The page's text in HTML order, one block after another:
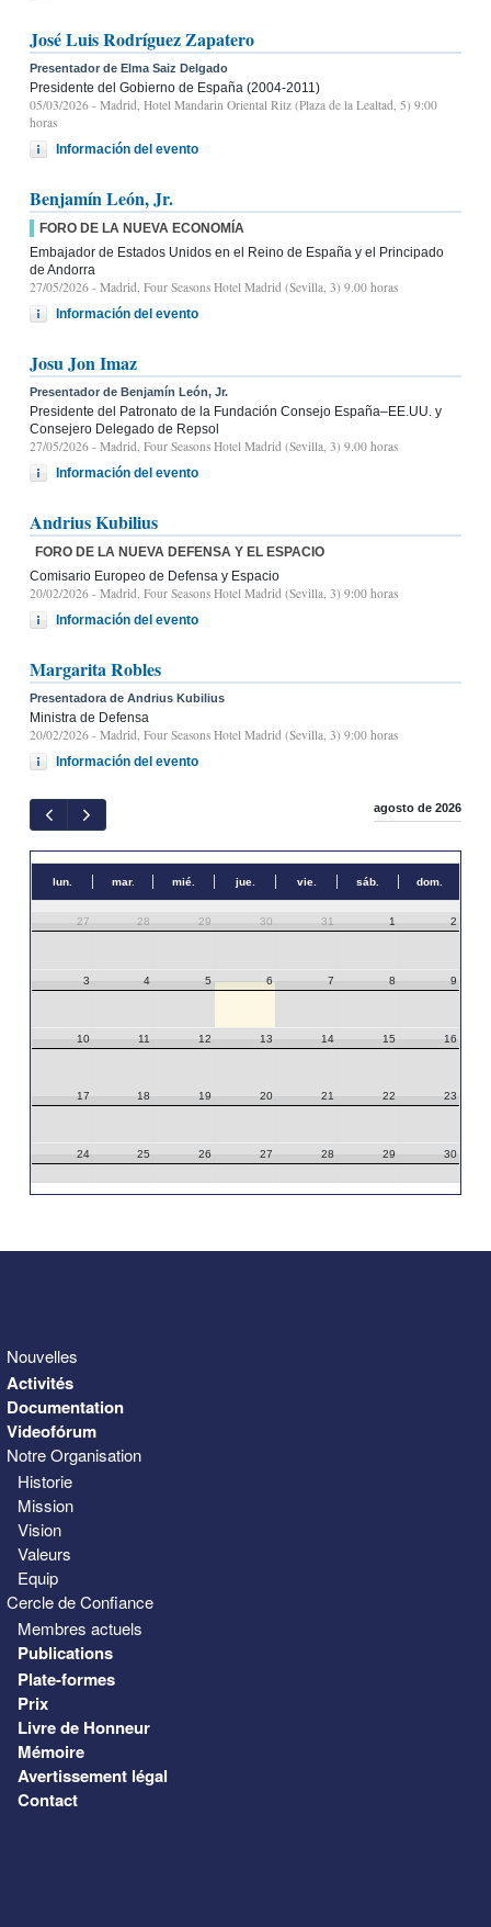
José Luis Rodríguez Zapatero
Presentador de Elma Saiz Delgado
Presidente del Gobierno de España (2004-2011)
05/03/2026 - Madrid, Hotel Mandarin Oriental Ritz (Plaza de la Lealtad, 5) 9:00
horas
Información del evento
Benjamín León, Jr.
FORO DE LA NUEVA ECONOMÍA
Embajador de Estados Unidos en el Reino de España y el Principado
de Andorra
27/05/2026 - Madrid, Four Seasons Hotel Madrid (Sevilla, 3) 9.00 horas
Información del evento
Josu Jon Imaz
Presentador de Benjamín León, Jr.
Presidente del Patronato de la Fundación Consejo España–EE.UU. y
Consejero Delegado de Repsol
27/05/2026 - Madrid, Four Seasons Hotel Madrid (Sevilla, 3) 9.00 horas
Información del evento
Andrius Kubilius
FORO DE LA NUEVA DEFENSA Y EL ESPACIO
Comisario Europeo de Defensa y Espacio
20/02/2026 - Madrid, Four Seasons Hotel Madrid (Sevilla, 3) 9:00 horas
Información del evento
Margarita Robles
Presentadora de Andrius Kubilius
Ministra de Defensa
20/02/2026 - Madrid, Four Seasons Hotel Madrid (Sevilla, 3) 9:00 horas
Información del evento
agosto de 2026
lun. mar. mié. jue. vie. sáb. dom.
27 28 29 30 31 1 2
3 4 5 6 7 8 9
10 11 12 13 14 15 16
17 18 19 20 21 22 23
24 25 26 27 28 29 30
Nouvelles
Activités
Documentation
Videofórum
Notre Organisation
Historie
Mission
Vision
Valeurs
Equip
Cercle de Confiance
Membres actuels
Publications
Plate-formes
Prix
Livre de Honneur
Mémoire
Avertissement légal
Contact